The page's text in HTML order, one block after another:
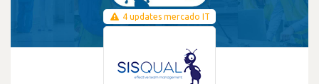
4 updates mercado IT